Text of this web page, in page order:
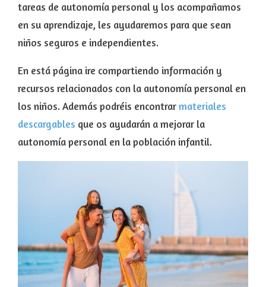
tareas de autonomía personal y los acompañamos
en su aprendizaje, les ayudaremos para que sean
niños seguros e independientes.
En está página ire compartiendo información y
recursos relacionados con la autonomía personal en
los niños. Además podréis encontrarmateriales
descargables que os ayudarán a mejorar la
autonomía personal en la población infantil.